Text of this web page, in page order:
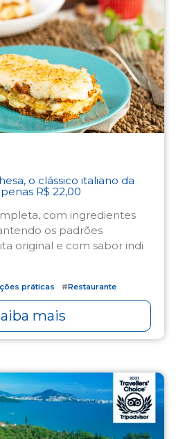
o clássico italiano da
R$ 22,00
com ingredientes
os padrões
original e com sabor indi
práticas #Restaurante
mais